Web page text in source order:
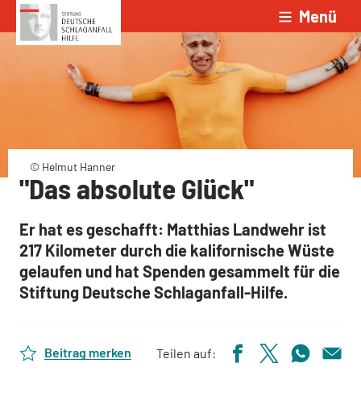
Zum Inhalt springen Menü
© Helmut Hanner
"Das absolute Glück"
Er hat es geschafft: Matthias Landwehr ist
217 Kilometer durch die kalifornische Wüste
gelaufen und hat Spenden gesammelt für die
Stiftung Deutsche Schlaganfall-Hilfe.
Beitrag merken Teilen auf: